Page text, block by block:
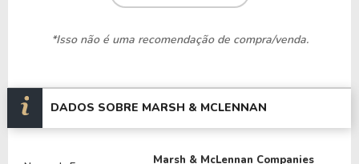
A constituição ocorreu em ambiente privado, sem
participação direta de governos. As motivações
iniciais estiveram relacionadas à necessidade de
gestão de riscos para empresas, em um contexto de
crescente complexidade econômica e expansão das
atividades industriais e comerciais.
*Isso não é uma recomendação de compra/venda.
DADOS SOBRE MARSH & MCLENNAN
Marsh & McLennan Companies